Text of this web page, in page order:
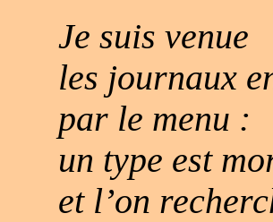
Je suis venue
les journaux
par le menu :
un type est
et l’on